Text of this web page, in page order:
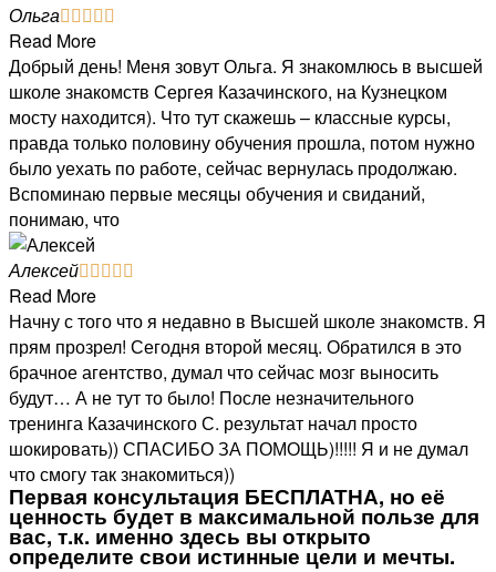
Ольга    
Read More
Добрый день! Меня зовут Ольга. Я знакомлюсь в высшей
школе знакомств Сергея Казачинского, на Кузнецком
мосту находится). Что тут скажешь – классные курсы,
правда только половину обучения прошла, потом нужно
было уехать по работе, сейчас вернулась продолжаю.
Вспоминаю первые месяцы обучения и свиданий,
понимаю, что
Алексей    
Read More
Начну с того что я недавно в Высшей школе знакомств. Я
прям прозрел! Сегодня второй месяц. Обратился в это
брачное агентство, думал что сейчас мозг выносить
будут… А не тут то было! После незначительного
тренинга Казачинского С. результат начал просто
шокировать)) СПАСИБО ЗА ПОМОЩЬ)!!!!! Я и не думал
что смогу так знакомиться))
Первая консультация БЕСПЛАТНА, но её
ценность будет в максимальной пользе для
вас, т.к. именно здесь вы открыто
определите свои истинные цели и мечты.